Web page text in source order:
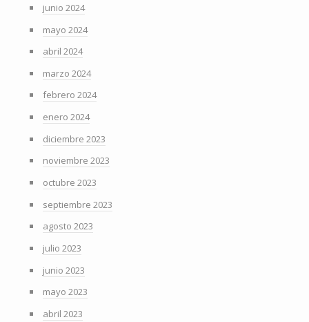
junio 2024
mayo 2024
abril 2024
marzo 2024
febrero 2024
enero 2024
diciembre 2023
noviembre 2023
octubre 2023
septiembre 2023
agosto 2023
julio 2023
junio 2023
mayo 2023
abril 2023